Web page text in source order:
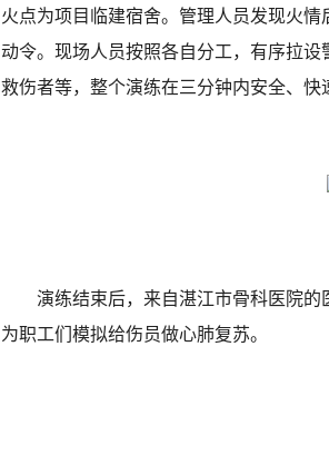
火点为项目临建宿舍。管理人员发现火
动令。现场人员按照各自分工，有序拉
救伤者等，整个演练在三分钟内安全、快
演练结束后，来自湛江市骨科医院
为职工们模拟给伤员做心肺复苏。